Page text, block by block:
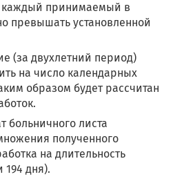
каждый принимаемый в
превышать установленной
(за двухлетний период)
на число календарных
образом будет рассчитан
листа
полученного
на длительность
194 дня).